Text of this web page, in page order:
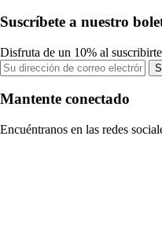
Suscríbete a nuestro
Disfruta de un 10% al
Mantente conectado
Encuéntranos en las redes